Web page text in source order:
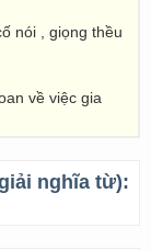
nói , giọng thều
về việc gia
nghĩa từ):